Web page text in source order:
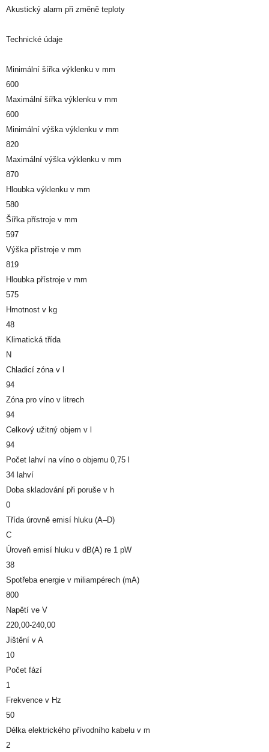
Akustický alarm při změně teploty
Technické údaje
Minimální šířka výklenku v mm
600
Maximální šířka výklenku v mm
600
Minimální výška výklenku v mm
820
Maximální výška výklenku v mm
870
Hloubka výklenku v mm
580
Šířka přístroje v mm
597
Výška přístroje v mm
819
Hloubka přístroje v mm
575
Hmotnost v kg
48
Klimatická třída
N
Chladicí zóna v l
94
Zóna pro víno v litrech
94
Celkový užitný objem v l
94
Počet lahví na víno o objemu 0,75 l
34 lahví
Doba skladování při poruše v h
0
Třída úrovně emisí hluku (A–D)
C
Úroveň emisí hluku v dB(A) re 1 pW
38
Spotřeba energie v miliampérech (mA)
800
Napětí ve V
220,00-240,00
Jištění v A
10
Počet fází
1
Frekvence v Hz
50
Délka elektrického přívodního kabelu v m
2